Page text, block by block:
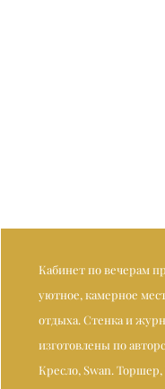
Кабинет по вечерам
уютное, камерное
отдыха. Стенка и
изготовлены по
Кресло, Swan. Торшер,